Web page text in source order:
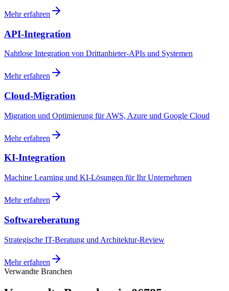
Mehr erfahren
API-Integration
Nahtlose Integration von Drittanbieter-APIs und Systemen
Mehr erfahren
Cloud-Migration
Migration und Optimierung für AWS, Azure und Google Cloud
Mehr erfahren
KI-Integration
Machine Learning und KI-Lösungen für Ihr Unternehmen
Mehr erfahren
Softwareberatung
Strategische IT-Beratung und Architektur-Review
Mehr erfahren
Verwandte Branchen